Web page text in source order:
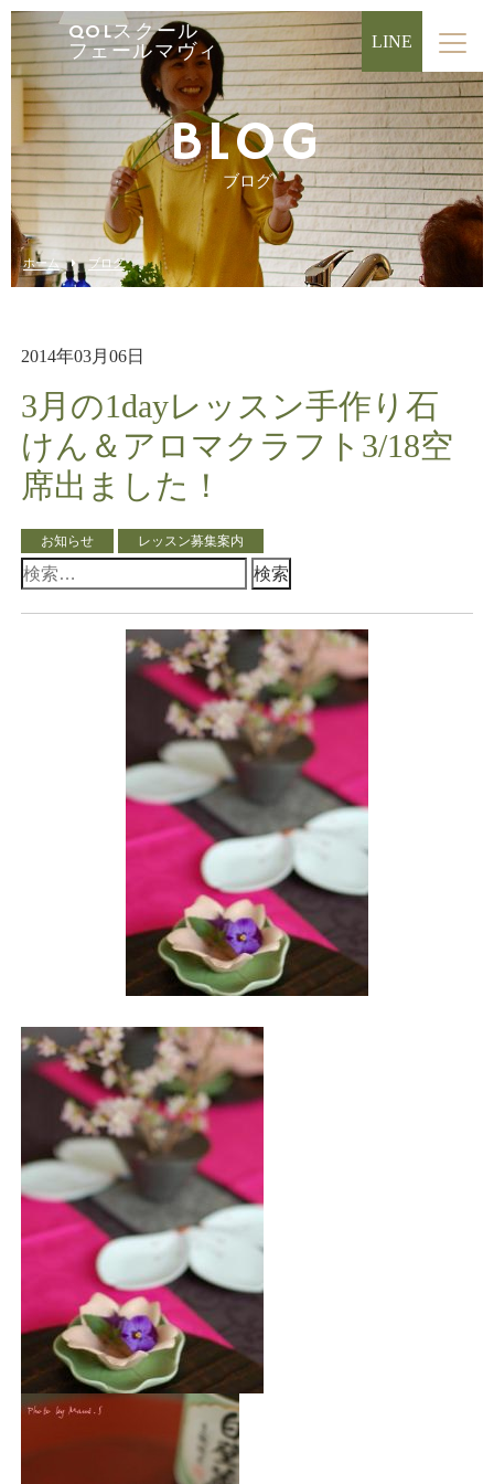
QOLスクール
フェールマヴィ
LINE
BLOG
ブログ
ホーム ブログ
2014年03月06日
3月の1dayレッスン手作り石
けん＆アロマクラフト3/18空
席出ました！
お知らせ レッスン募集案内
検